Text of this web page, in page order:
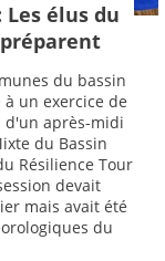
élus du
du bassin
un exercice de
d'un après-midi
du Bassin
Résilience Tour
devait
mais avait été
du